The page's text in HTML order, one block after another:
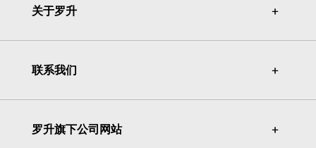
关于罗升 ＋
＋
联系我们 ＋
＋
罗升旗下公司网站 ＋
＋